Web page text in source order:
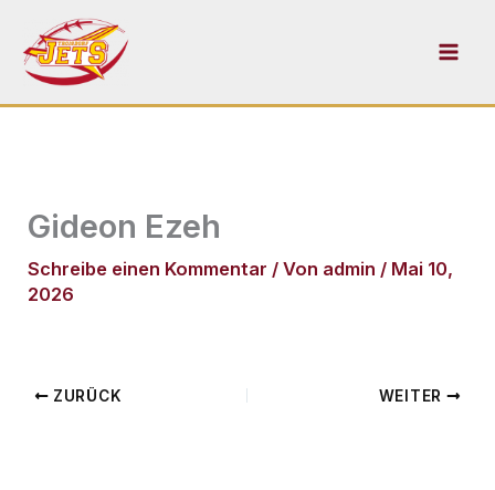
Inhalt
springen
Gideon Ezeh
Schreibe einen Kommentar / Von admin / Mai 10,
2026
ZURÜCK WEITER